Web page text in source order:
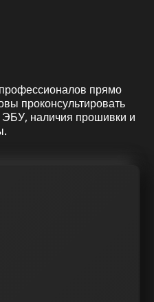
прямо
проконсультировать
ЭБУ, наличия прошивки и